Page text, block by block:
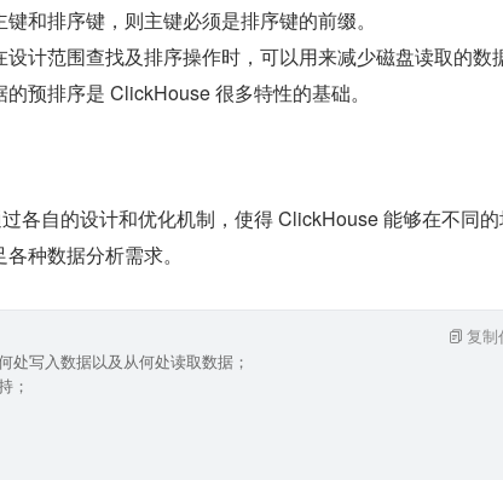
和排序键，则主键必须是排序键的前缀。
计范围查找及排序操作时，可以用来减少磁盘读取的数
预排序是 ClickHouse 很多特性的基础。
各自的设计和优化机制，使得 ClickHouse 能够在不同
种数据分析需求。
处写入数据以及从何处读取数据；
；
复制